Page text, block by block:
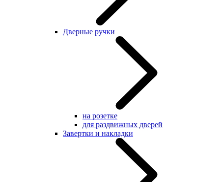
Дверные ручки
на розетке
для раздвижных дверей
Завертки и накладки